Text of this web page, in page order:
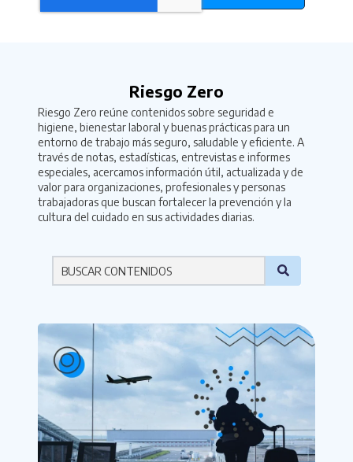
Riesgo Zero
Riesgo Zero reúne contenidos sobre seguridad e
higiene, bienestar laboral y buenas prácticas para un
entorno de trabajo más seguro, saludable y eficiente. A
través de notas, estadísticas, entrevistas e informes
especiales, acercamos información útil, actualizada y de
valor para organizaciones, profesionales y personas
trabajadoras que buscan fortalecer la prevención y la
cultura del cuidado en sus actividades diarias.